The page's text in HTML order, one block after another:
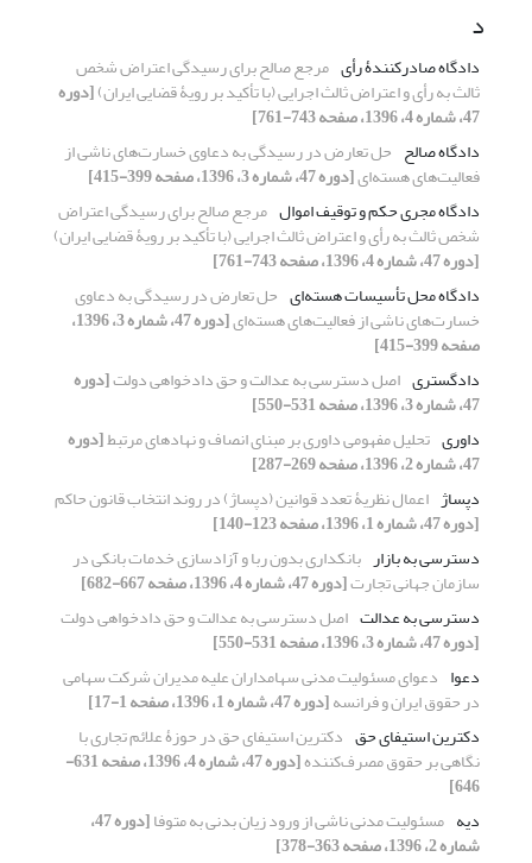
د
دادگاه صادرکنندۀ رأی مرجع صالح برای رسیدگی اعتراض شخص
ثالث به رأی و اعتراض ثالث اجرایی (با تأکید بر رویۀ قضایی ایران)[دوره
47، شماره 4، 1396، صفحه 743-761]
دادگاه صالح حل تعارض در رسیدگی به دعاوی خسارت‌های ناشی از
فعالیت‌های هسته‌ای[دوره 47، شماره 3، 1396، صفحه 399-415]
دادگاه مجری حکم و توقیف اموال مرجع صالح برای رسیدگی اعتراض
شخص ثالث به رأی و اعتراض ثالث اجرایی (با تأکید بر رویۀ قضایی ایران)
[دوره 47، شماره 4، 1396، صفحه 743-761]
دادگاه محل تأسیسات هسته‌ای حل تعارض در رسیدگی به دعاوی
خسارت‌های ناشی از فعالیت‌های هسته‌ای [دوره 47، شماره 3، 1396،
صفحه 399-415]
دادگستری اصل دسترسی به عدالت و حق دادخواهی دولت[دوره
47، شماره 3، 1396، صفحه 531-550]
داوری تحلیل مفهومی داوری بر مبنای انصاف و نهادهای مرتبط[دوره
47، شماره 2، 1396، صفحه 269-287]
دپساژ اعمال نظریۀ تعدد قوانین (دپساژ) در روند انتخاب قانون حاکم
[دوره 47، شماره 1، 1396، صفحه 123-140]
دسترسی به بازار بانکداری بدون ربا و آزادسازی خدمات بانکی در
سازمان جهانی تجارت[دوره 47، شماره 4، 1396، صفحه 667-682]
دسترسی به عدالت اصل دسترسی به عدالت و حق دادخواهی دولت
[دوره 47، شماره 3، 1396، صفحه 531-550]
دعوا دعوای مسئولیت مدنی سهامداران علیه مدیران شرکت سهامی
در حقوق ایران و فرانسه[دوره 47، شماره 1، 1396، صفحه 1-17]
دکترین استیفای حق دکترین استیفای حق در حوزۀ علائم تجاری با
نگاهی بر حقوق مصرف‌کننده [دوره 47، شماره 4، 1396، صفحه 631-
646]
دیه مسئولیت مدنی ناشی از ورود زیان بدنی به متوفا [دوره 47،
شماره 2، 1396، صفحه 363-378]